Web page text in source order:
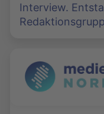
Interview.